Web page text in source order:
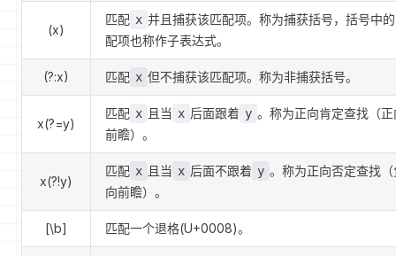
(x)
匹配 x 并且捕获该匹配项。称为捕获括号，括号中
配项也称作子表达式。
(?:x) 匹配 x 但不捕获该匹配项。称为非捕获括号。
x(?=y)
匹配 x 且当 x 后面跟着 y 。称为正向肯定查找（正
前瞻）。
x(?!y)
匹配 x 且当 x 后面不跟着 y 。称为正向否定查找（
向前瞻）。
[\b] 匹配一个退格(U+0008)。